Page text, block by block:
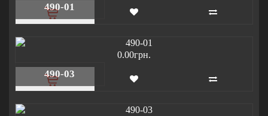
490-01
0.00грн.
490-03